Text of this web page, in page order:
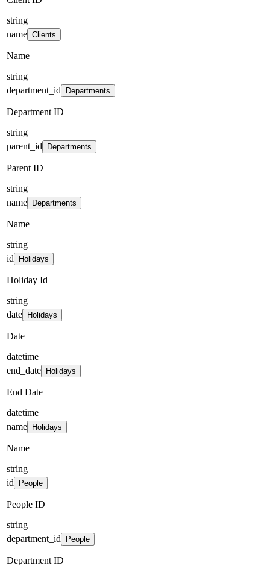
string
name Clients
Name
string
department_id
Departments
Department ID
string
parent_id
Departments
Parent ID
string
name
Departments
Name
string
id
Holidays
Holiday Id
string
date
Holidays
Date
datetime
end_date
Holidays
End Date
datetime
name
Holidays
Name
string
id
People
People ID
string
department_id
People
Department ID